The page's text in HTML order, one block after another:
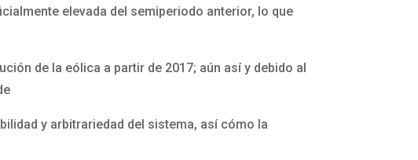
elevada del semiperiodo anterior, lo que
de la eólica a partir de 2017; aún así y debido al
y arbitrariedad del sistema, así cómo la